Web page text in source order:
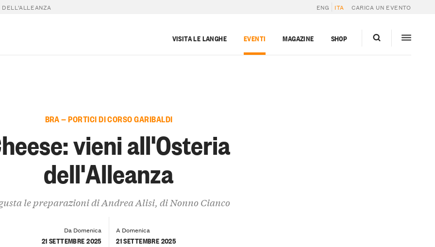
ENG ITA CARICA UN EVENTO
VISITA LE LANGHE EVENTI MAGAZINE SHOP
BRA — PORTICI DI CORSO GARIBALDI
vieni all'Osteria
dell'Alleanza
le preparazioni di Andrea Alisi, di Nonno Cianco
Da Domenica
21 SETTEMBRE 2025
A Domenica
21 SETTEMBRE 2025